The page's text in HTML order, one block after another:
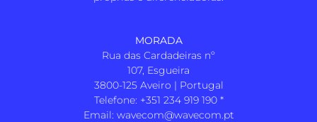
MORADA
Rua das Cardadeiras nº
107, Esgueira
3800-125 Aveiro | Portugal
Telefone: +351 234 919 190*
Email: wavecom@wavecom.pt